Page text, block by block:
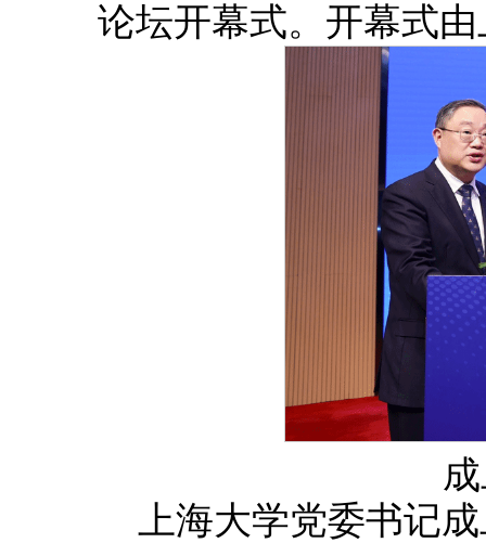
论坛开幕式。开幕式
上海大学党委书记